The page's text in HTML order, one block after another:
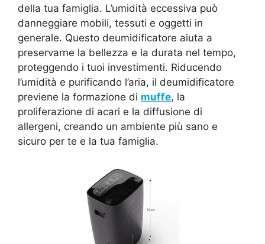
della tua famiglia. L’umidità eccessiva può
danneggiare mobili, tessuti e oggetti in
generale. Questo deumidificatore aiuta a
preservarne la bellezza e la durata nel tempo,
proteggendo i tuoi investimenti. Riducendo
l’umidità e purificando l’aria, il deumidificatore
previene la formazione di muffe, la
proliferazione di acari e la diffusione di
allergeni, creando un ambiente più sano e
sicuro per te e la tua famiglia.